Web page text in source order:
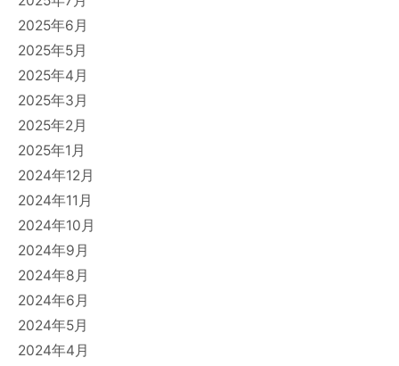
2025年6月
2025年5月
2025年4月
2025年3月
2025年2月
2025年1月
2024年12月
2024年11月
2024年10月
2024年9月
2024年8月
2024年6月
2024年5月
2024年4月